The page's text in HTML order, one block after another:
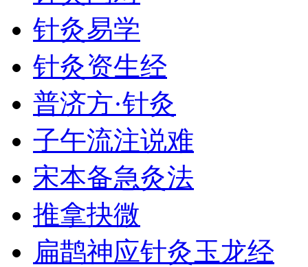
针灸易学
针灸资生经
普济方·针灸
子午流注说难
宋本备急灸法
推拿抉微
扁鹊神应针灸玉龙经